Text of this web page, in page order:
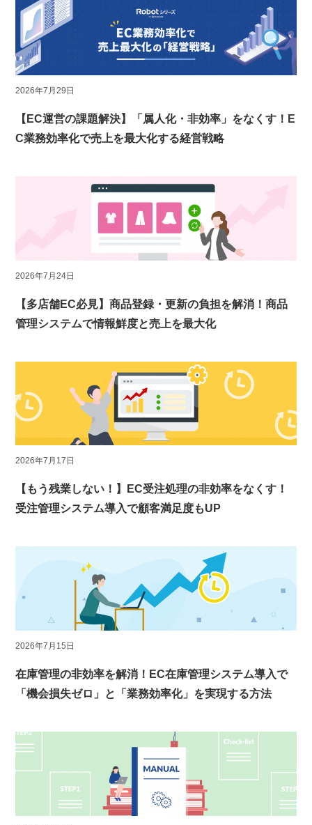
2026年7月29日
【EC運営の課題解決】「属人化・非効率」をなくす！E
C業務効率化で売上を最大化する経営戦略
2026年7月24日
【多店舗EC必見】商品登録・更新の負担を解消！商品
管理システムで情報鮮度と売上を最大化
2026年7月17日
【もう残業しない！】EC受注処理の非効率をなくす！
受注管理システム導入で顧客満足度もUP
2026年7月15日
在庫管理の非効率を解消！EC在庫管理システム導入で
「機会損失ゼロ」と「業務効率化」を実現する方法